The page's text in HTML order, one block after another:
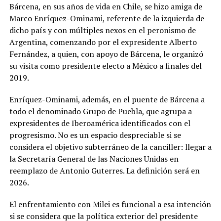
Bárcena, en sus años de vida en Chile, se hizo amiga de
Marco Enríquez-Ominami, referente de la izquierda de
dicho país y con múltiples nexos en el peronismo de
Argentina, comenzando por el expresidente Alberto
Fernández, a quien, con apoyo de Bárcena, le organizó
su visita como presidente electo a México a finales del
2019.
Enríquez-Ominami, además, en el puente de Bárcena a
todo el denominado Grupo de Puebla, que agrupa a
expresidentes de Iberoamérica identificados con el
progresismo. No es un espacio despreciable si se
considera el objetivo subterráneo de la canciller: llegar a
la Secretaría General de las Naciones Unidas en
reemplazo de Antonio Guterres. La definición será en
2026.
El enfrentamiento con Milei es funcional a esa intención
si se considera que la política exterior del presidente